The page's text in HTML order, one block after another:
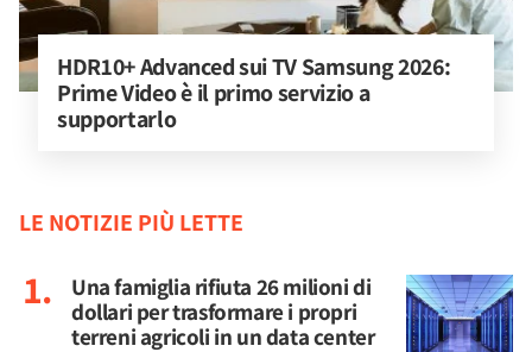
HDR10+ Advanced sui TV Samsung 2026:
Prime Video è il primo servizio a
supportarlo
LE NOTIZIE PIÙ LETTE
Una famiglia rifiuta 26 milioni di
dollari per trasformare i propri
terreni agricoli in un data center